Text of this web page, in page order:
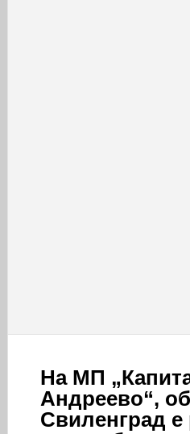
На МП
Андреево“,
Свиленград е